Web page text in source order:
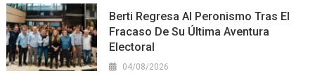
Berti Regresa Al Peronismo Tras El
Fracaso De Su Última Aventura
Electoral
04/08/2026